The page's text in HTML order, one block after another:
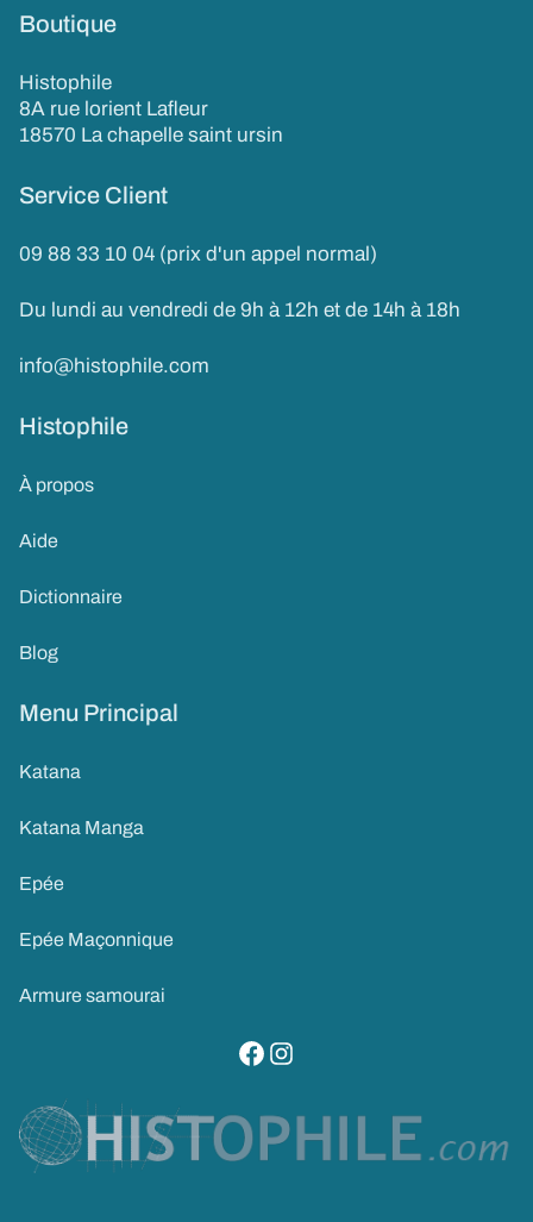
Boutique
Histophile
8A rue lorient Lafleur
18570 La chapelle saint ursin
Service Client
09 88 33 10 04 (prix d'un appel normal)
Du lundi au vendredi de 9h à 12h et de 14h à 18h
info@histophile.com
Histophile
À propos
Aide
Dictionnaire
Blog
Menu Principal
Katana
Katana Manga
Epée
Epée Maçonnique
Armure samourai
visitez notre page facebook
suivez notre compte instagram